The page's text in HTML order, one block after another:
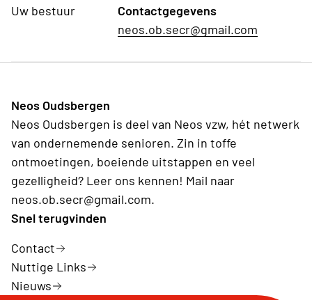
Uw bestuur
Contactgegevens
neos.ob.secr@gmail.com
Neos Oudsbergen
Neos Oudsbergen is deel van Neos vzw, hét netwerk
van ondernemende senioren. Zin in toffe
ontmoetingen, boeiende uitstappen en veel
gezelligheid? Leer ons kennen! Mail naar
neos.ob.secr@gmail.com.
Snel terugvinden
Contact
Nuttige Links
Nieuws